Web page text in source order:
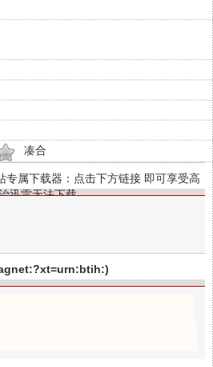
凑合
专属下载器：点击下方链接 即可享受高
迅雷无法下载